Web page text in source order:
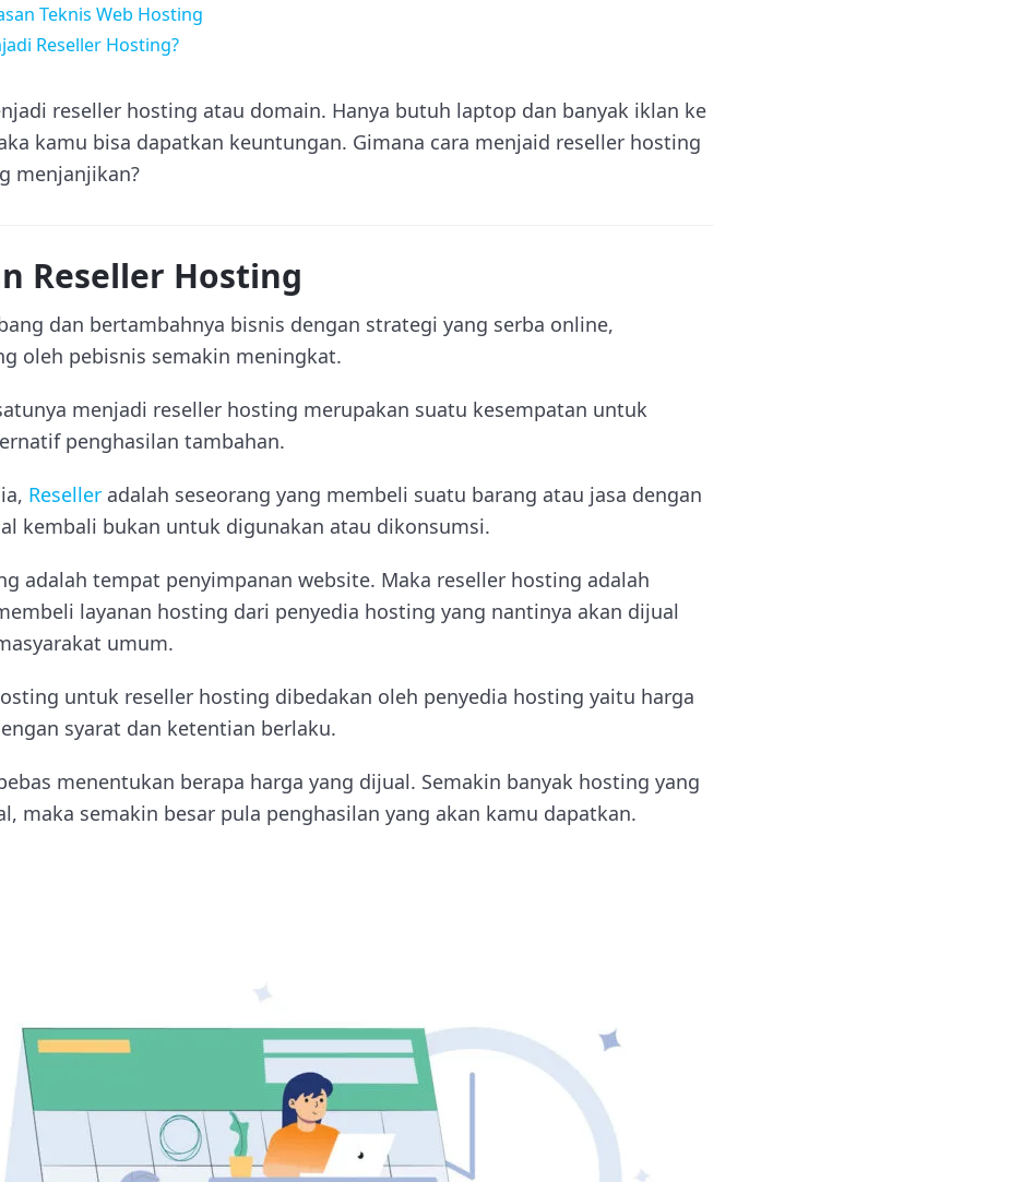
Teknis Web Hosting
Reseller Hosting?
reseller hosting atau domain. Hanya butuh laptop dan banyak iklan ke
kamu bisa dapatkan keuntungan. Gimana cara menjaid reseller hosting
menjanjikan?
Reseller Hosting
dan bertambahnya bisnis dengan strategi yang serba online,
oleh pebisnis semakin meningkat.
menjadi reseller hosting merupakan suatu kesempatan untuk
penghasilan tambahan.
Reseller adalah seseorang yang membeli suatu barang atau jasa dengan
kembali bukan untuk digunakan atau dikonsumsi.
adalah tempat penyimpanan website. Maka reseller hosting adalah
layanan hosting dari penyedia hosting yang nantinya akan dijual
umum.
untuk reseller hosting dibedakan oleh penyedia hosting yaitu harga
syarat dan ketentian berlaku.
menentukan berapa harga yang dijual. Semakin banyak hosting yang
maka semakin besar pula penghasilan yang akan kamu dapatkan.